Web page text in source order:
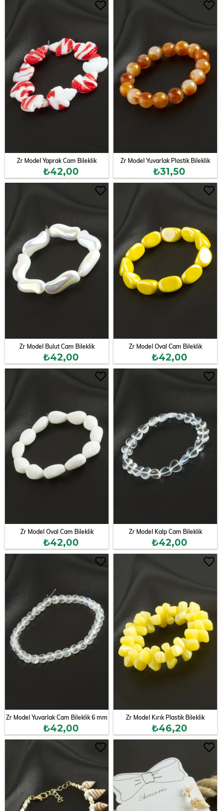
Zr Model Yaprak Cam Bileklik
₺42,00
Zr Model Yuvarlak Plastik Bileklik
₺31,50
Zr Model Bulut Cam Bileklik
₺42,00
Zr Model Oval Cam Bileklik
₺42,00
Zr Model Oval Cam Bileklik
₺42,00
Zr Model Kalp Cam Bileklik
₺42,00
Zr Model Yuvarlak Cam Bileklik 6 mm
₺42,00
Zr Model Kırık Plastik Bileklik
₺46,20